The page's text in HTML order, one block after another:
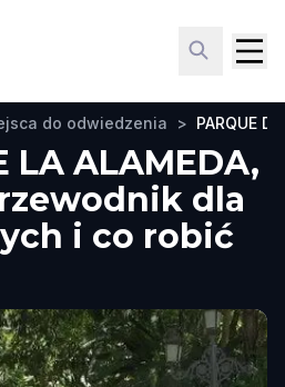
do odwiedzenia > PARQUE
LA ALAMEDA,
dla
i co robić